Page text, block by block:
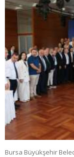
Bursa Büyükşehir